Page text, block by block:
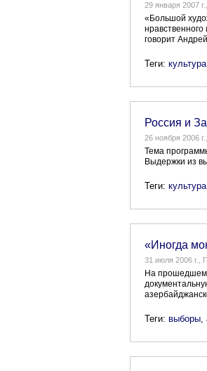
29 января 2007
«Большой
говорит
Теги: культура
Россия и
26 ноября 2006
Тема
Выдержки из
Теги: культура
«Иногда
31 июля 2006 г.,
На прошедшем
Теги: выборы,